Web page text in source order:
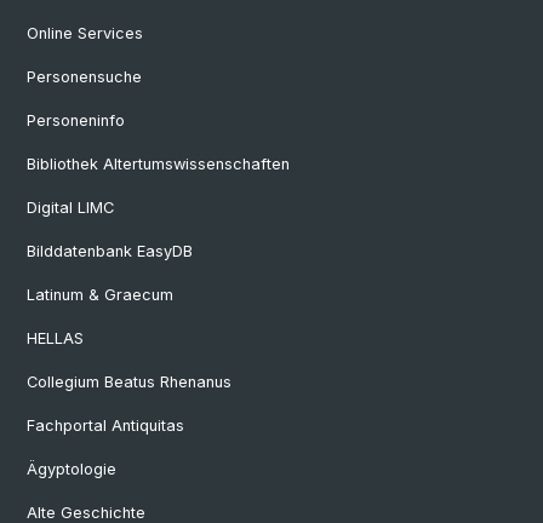
Online Services
Personensuche
Personeninfo
Bibliothek Altertumswissenschaften
Digital LIMC
Bilddatenbank EasyDB
Latinum & Graecum
HELLAS
Collegium Beatus Rhenanus
Fachportal Antiquitas
Ägyptologie
Alte Geschichte